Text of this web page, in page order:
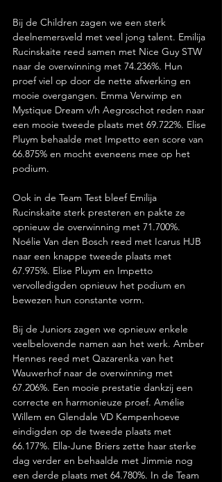
Bij de Children zagen we een sterk
deelnemersveld met veel jong talent. Emilija
Rucinskaite reed samen met Nice Guy STW
naar de overwinning met 74.236%. Hun
proef viel op door de nette afwerking en
mooie overgangen. Emma Verwimp en
Mystique Dream v/h Aegroschot reden naar
een mooie tweede plaats met 69.722%. Elise
Pluym behaalde met Impetto een score van
66.875% en mocht eveneens mee op het
podium.
Ook in de Team Test bleef Emilija
Rucinskaite sterk presteren en pakte ze
opnieuw de overwinning met 71.700%.
Noélie Van den Bosch reed met Icarus HJB
naar een knappe tweede plaats met
67.975%. Elise Pluym en Impetto
vervolledigden opnieuw het podium en
bewezen hun constante vorm.
Bij de Juniors zagen we opnieuw enkele
veelbelovende namen aan het werk. Amber
Hennes reed met Qazarenka van het
Wauwerhof naar de overwinning met
67.206%. Een mooie prestatie dankzij een
correcte en harmonieuze proef. Amélie
Willem en Glendale VD Kempenhoeve
eindigden op de tweede plaats met
66.177%. Ella-June Briers zette haar sterke
dag verder en behaalde met Jimmie nog
een derde plaats met 64.780%. In de Team